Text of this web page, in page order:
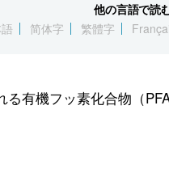
他の言語で読
简体字 繁體字
有機フッ素化合物（